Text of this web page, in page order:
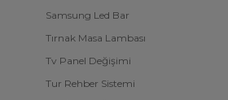
Samsung Led Bar
Tırnak Masa Lambası
Tv Panel Değişimi
Tur Rehber Sistemi